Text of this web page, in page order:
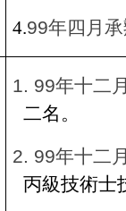
4.99年四月
1. 99年十二
二名。
2. 99年十二
丙級技術士